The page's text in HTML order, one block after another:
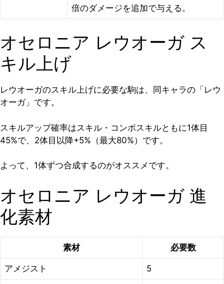
倍のダメージを追加で与える。
オセロニア レウオーガ ス
キル上げ
レウオーガのスキル上げに必要な駒は、同キャラの「レウ
オーガ」です。
スキルアップ確率はスキル・コンボスキルともに1体目
45%で、2体目以降+5%（最大80%）です。
よって、1体ずつ合成するのがオススメです。
オセロニア レウオーガ 進
化素材
素材 必要数
アメジスト 5